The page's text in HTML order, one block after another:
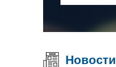
Новости